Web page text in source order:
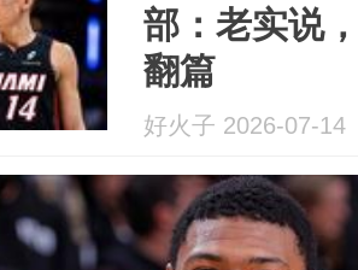
部：老实说
翻篇
好火子 2026-07-14